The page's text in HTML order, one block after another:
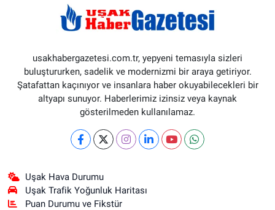
usakhabergazetesi.com.tr, yepyeni temasıyla sizleri
buluştururken, sadelik ve modernizmi bir araya getiriyor.
Şatafattan kaçınıyor ve insanlara haber okuyabilecekleri bir
altyapı sunuyor. Haberlerimiz izinsiz veya kaynak
gösterilmeden kullanılamaz.
Uşak Hava Durumu
Uşak Trafik Yoğunluk Haritası
Puan Durumu ve Fikstür